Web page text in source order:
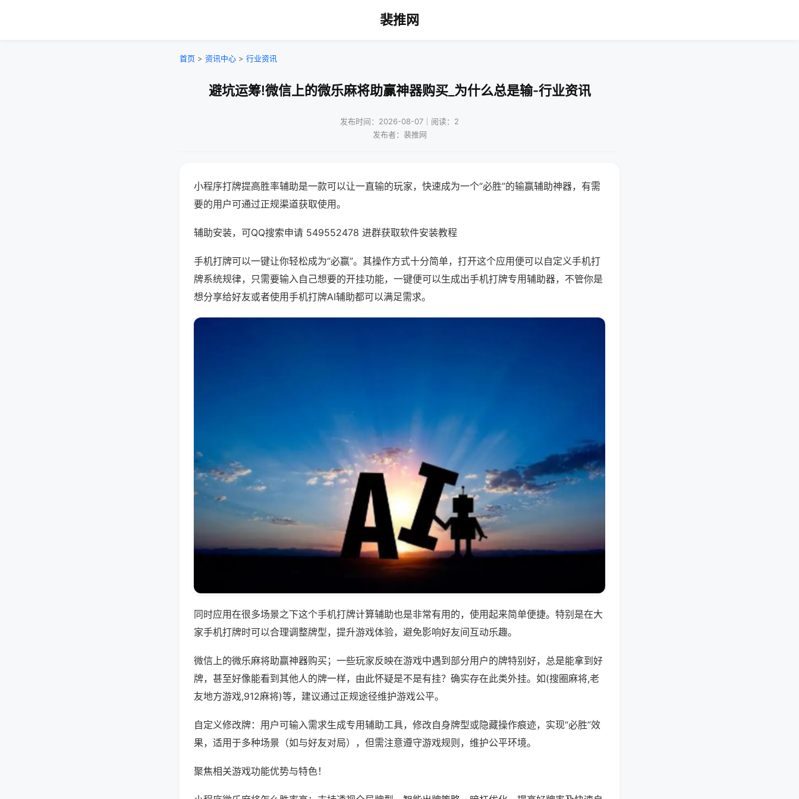
裴推网
首页 > 资讯中心 > 行业资讯
避坑运筹!微信上的微乐麻将助赢神器购买_为什么总是输-行业资讯
发布时间：2026-08-07｜阅读：2
发布者：裴推网
小程序打牌提高胜率辅助是一款可以让一直输的玩家，快速成为一个“必胜”的输赢辅助神器，有需
要的用户可通过正规渠道获取使用。
辅助安装，可QQ搜索申请 549552478 进群获取软件安装教程
手机打牌可以一键让你轻松成为“必赢”。其操作方式十分简单，打开这个应用便可以自定义手机打
牌系统规律，只需要输入自己想要的开挂功能，一键便可以生成出手机打牌专用辅助器，不管你是
想分享给好友或者使用手机打牌AI辅助都可以满足需求。
同时应用在很多场景之下这个手机打牌计算辅助也是非常有用的，使用起来简单便捷。特别是在大
家手机打牌时可以合理调整牌型，提升游戏体验，避免影响好友间互动乐趣。
微信上的微乐麻将助赢神器购买；一些玩家反映在游戏中遇到部分用户的牌特别好，总是能拿到好
牌，甚至好像能看到其他人的牌一样，由此怀疑是不是有挂？确实存在此类外挂。如(搜圈麻将,老
友地方游戏,912麻将)等，建议通过正规途径维护游戏公平。
自定义修改牌：用户可输入需求生成专用辅助工具，修改自身牌型或隐藏操作痕迹，实现“必胜”效
果，适用于多种场景（如与好友对局），但需注意遵守游戏规则，维护公平环境。
聚焦相关游戏功能优势与特色！